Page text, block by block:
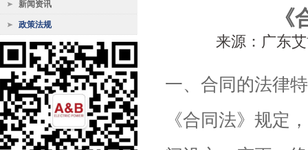
新闻资讯
政策法规
来源：广东
一、合同的法律
《合同法》规定